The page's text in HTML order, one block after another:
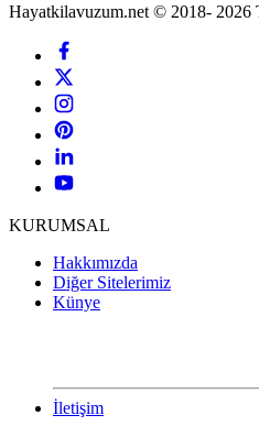
Hayatkilavuzum.net © 2018- 2026
KURUMSAL
Hakkımızda
Diğer Sitelerimiz
Künye
İletişim